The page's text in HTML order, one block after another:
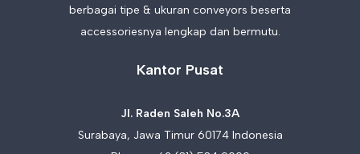
berbagai tipe & ukuran conveyors beserta
accessoriesnya lengkap dan bermutu.
Kantor Pusat
Jl. Raden Saleh No.3A
Surabaya, Jawa Timur 60174 Indonesia